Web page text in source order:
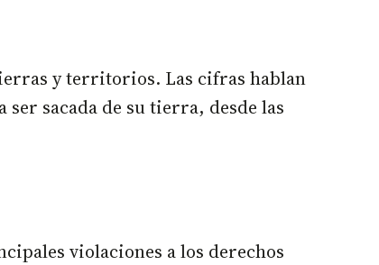
y territorios. Las cifras hablan
sacada de su tierra, desde las
violaciones a los derechos